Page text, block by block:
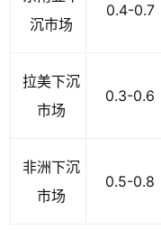
沉市场
0.4-0.7
拉美下沉
市场
0.3-0.6
非洲下沉
市场
0.5-0.8